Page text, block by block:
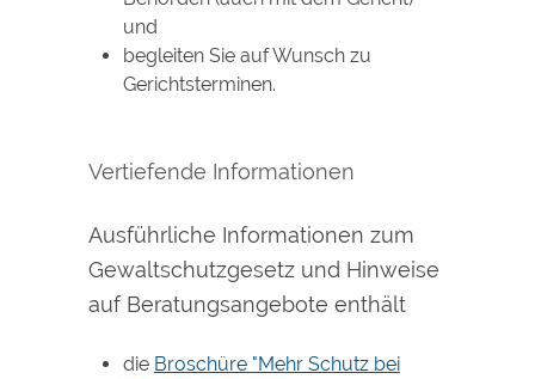
und
begleiten Sie auf Wunsch zu
Gerichtsterminen.
Vertiefende Informationen
Ausführliche Informationen zum
Gewaltschutzgesetz und Hinweise
auf Beratungsangebote enthält
die Broschüre "Mehr Schutz bei